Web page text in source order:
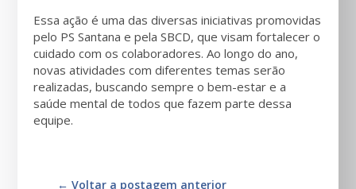
Essa ação é uma das diversas iniciativas promovidas
pelo PS Santana e pela SBCD, que visam fortalecer o
cuidado com os colaboradores. Ao longo do ano,
novas atividades com diferentes temas serão
realizadas, buscando sempre o bem-estar e a
saúde mental de todos que fazem parte dessa
equipe.
←Voltar a postagem anterior